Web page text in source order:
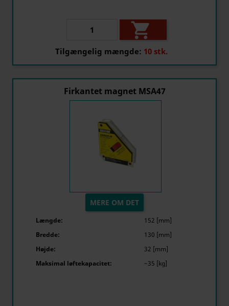

Tilgængelig mængde: 10 stk.
Firkantet magnet MSA47
MERE OM DET
Længde:
152 [mm]
Bredde:
130 [mm]
Højde:
32 [mm]
Maksimal løftekapacitet:
~35 [kg]